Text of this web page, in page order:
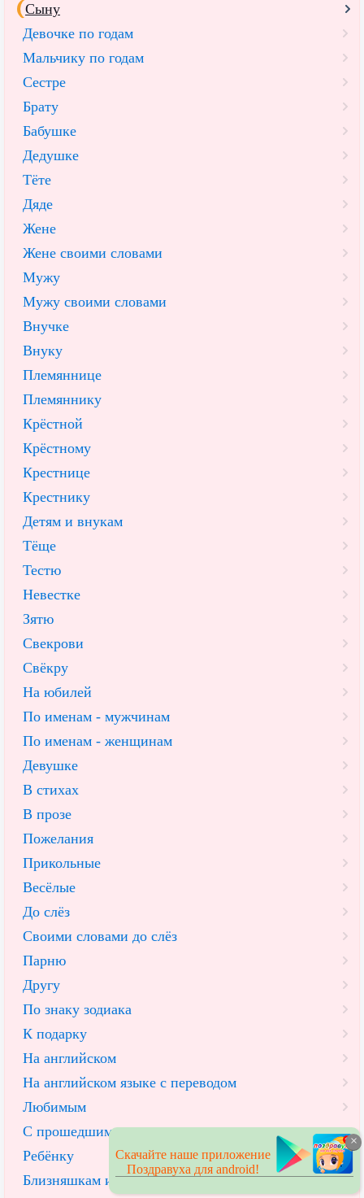
Сыну
Девочке по годам
Мальчику по годам
Сестре
Брату
Бабушке
Дедушке
Тёте
Дяде
Жене
Жене своими словами
Мужу
Мужу своими словами
Внучке
Внуку
Племяннице
Племяннику
Крёстной
Крёстному
Крестнице
Крестнику
Детям и внукам
Тёще
Тестю
Невестке
Зятю
Свекрови
Свёкру
На юбилей
По именам - мужчинам
По именам - женщинам
Девушке
В стихах
В прозе
Пожелания
Прикольные
Весёлые
До слёз
Своими словами до слёз
Парню
Другу
По знаку зодиака
К подарку
На английском
На английском языке с переводом
Любимым
С прошедшим днем рождения
Ребёнку
Близняшкам и близнецам
×
Скачайте наше приложение
Поздравуха для android!